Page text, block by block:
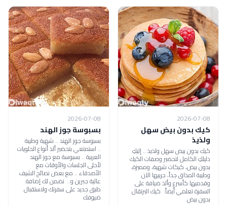
2026-07-08
كيك بدون بيض سهل
ولذيذ
كيك بدون بيض سهل ولذيذ .. إليكِ
دليلكِ الكامل لتحضير وصفات الكيك
بدون بيض، كيكات شهية، ومميزة،
وطيبة المذاق جداً، جربيها الآن
وقدميها كأسرع وألذ ضيافة على
السفرة تعلمي أيضاً: كيك البرتقال
بدون بيض
2026-07-08
بسبوسة جوز الهند
بسبوسة جوز الهند .. شهية وطيبة
.. استمتعي بتحضير ألذ أنواع الحلويات
العربية .. بسبوسة مع جوز الهند
لأحلى الجلسات والأوقات مع
الأصدقاء .. مع بعض نصائح الشيف
عالية جبرين و.. نضمن لك إضافة
طبق جديد على سفرتك ولاستقبال
ضيوفك